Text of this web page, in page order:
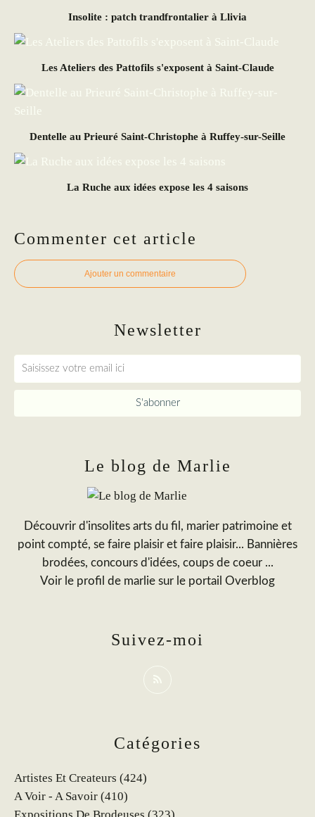
Insolite : patch trandfrontalier à Llivia
Les Ateliers des Pattofils s'exposent à Saint-Claude
Dentelle au Prieuré Saint-Christophe à Ruffey-sur-Seille
La Ruche aux idées expose les 4 saisons
Commenter cet article
Ajouter un commentaire
Newsletter
Catégories
Artistes Et Createurs (424)
A Voir - A Savoir (410)
Le blog de Marlie
Découvrir d'insolites arts du fil, marier patrimoine et
point compté, se faire plaisir et faire plaisir... Bannières
brodées, concours d'idées, coups de coeur ...
Voir le profil de marlie sur le portail Overblog
Suivez-moi